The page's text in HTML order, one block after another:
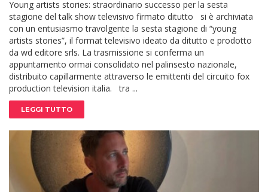
Young artists stories: straordinario successo per la sesta
stagione del talk show televisivo firmato ditutto si è archiviata
con un entusiasmo travolgente la sesta stagione di “young
artists stories”, il format televisivo ideato da ditutto e prodotto
da wd editore srls. La trasmissione si conferma un
appuntamento ormai consolidato nel palinsesto nazionale,
distribuito capillarmente attraverso le emittenti del circuito fox
production television italia. tra ...
LEGGI TUTTO